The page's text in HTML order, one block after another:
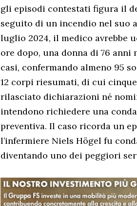
gli episodi contestati figura il
seguito di un incendio nel suo
luglio 2024, il medico avrebbe
ore dopo, una donna di 76 anni
casi, confermando almeno 95
12 corpi riesumati, di cui
rilasciato dichiarazioni né
intendono richiedere una
preventiva. Il caso ricorda un
l’infermiere Niels Högel fu
diventando uno dei peggiori